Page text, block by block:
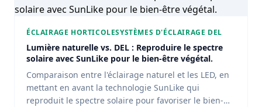
ÉCLAIRAGE HORTICOLESYSTÈMES D'ÉCLAIRAGE DEL
Lumière naturelle vs. DEL : Reproduire le spectre
solaire avec SunLike pour le bien-être végétal.
Comparaison entre l'éclairage naturel et les LED, en
mettant en avant la technologie SunLike qui
reproduit le spectre solaire pour favoriser le bien-